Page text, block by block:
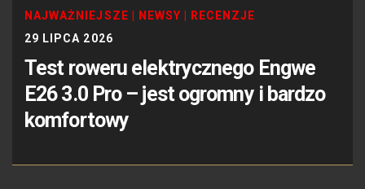
NAJWAŻNIEJSZE NEWSY
RECENZJE
29 LIPCA 2026
Test roweru elektrycznego Engwe
E26 3.0 Pro – jest ogromny i bardzo
komfortowy